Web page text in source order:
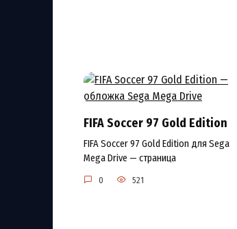
FIFA Soccer 97 Gold Edition
FIFA Soccer 97 Gold Edition для Sega
Mega Drive — страница
0 521